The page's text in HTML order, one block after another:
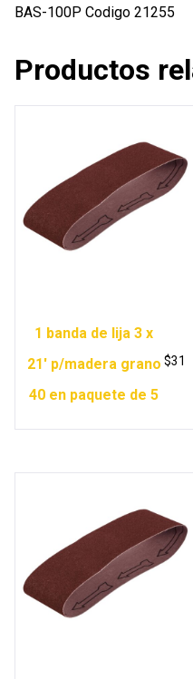
BAS-100P Codigo 21255
Productos
1 banda de lija 3 x
21′ p/madera grano
40 en paquete de 5
$31